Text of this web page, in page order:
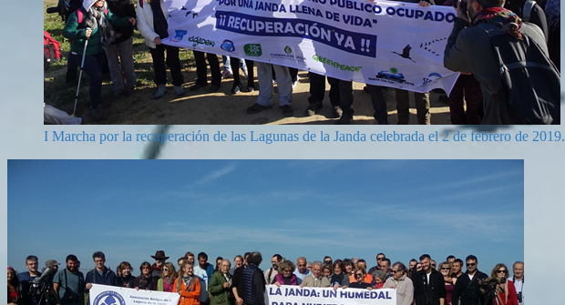
I Marcha por la recuperación de las Lagunas de la Janda celebrada el 2 de febrero de 2019.